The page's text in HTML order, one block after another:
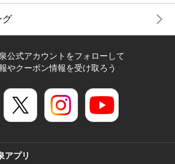
グ
公式アカウントをフォローして
やクーポン情報を受け取ろう
アプリ